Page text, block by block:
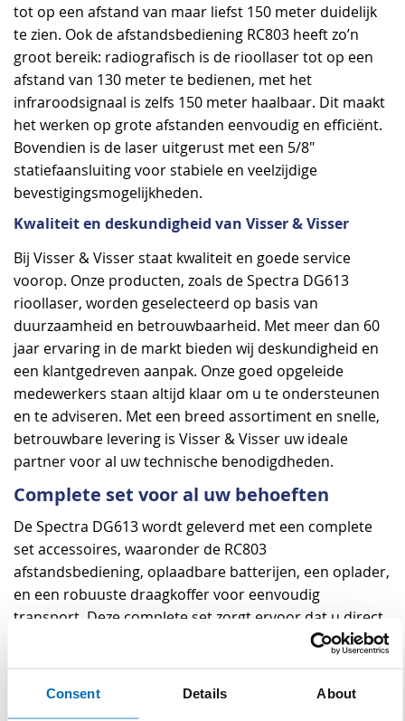
Consent Details About
tot op een afstand van maar liefst 150 meter duidelijk
te zien. Ook de afstandsbediening RC803 heeft zo’n
groot bereik: radiografisch is de rioollaser tot op een
afstand van 130 meter te bedienen, met het
infraroodsignaal is zelfs 150 meter haalbaar. Dit maakt
het werken op grote afstanden eenvoudig en efficiënt.
Bovendien is de laser uitgerust met een 5/8"
statiefaansluiting voor stabiele en veelzijdige
bevestigingsmogelijkheden.
Kwaliteit en deskundigheid van Visser & Visser
Bij Visser & Visser staat kwaliteit en goede service
voorop. Onze producten, zoals de Spectra DG613
rioollaser, worden geselecteerd op basis van
duurzaamheid en betrouwbaarheid. Met meer dan 60
jaar ervaring in de markt bieden wij deskundigheid en
een klantgedreven aanpak. Onze goed opgeleide
medewerkers staan altijd klaar om u te ondersteunen
en te adviseren. Met een breed assortiment en snelle,
betrouwbare levering is Visser & Visser uw ideale
partner voor al uw technische benodigdheden.
Complete set voor al uw behoeften
De Spectra DG613 wordt geleverd met een complete
set accessoires, waaronder de RC803
afstandsbediening, oplaadbare batterijen, een oplader,
en een robuuste draagkoffer voor eenvoudig
transport. Deze complete set zorgt ervoor dat u direct
aan de slag kunt en geen extra aanschafkosten heeft.
een werkduur van 40 uur, of u kunt kiezen voor